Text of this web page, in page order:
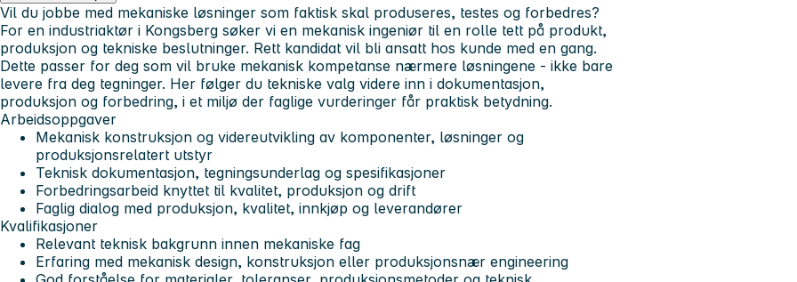
Vil du jobbe med mekaniske løsninger som faktisk skal produseres, testes og forbedres?
For en industriaktør i Kongsberg søker vi en mekanisk ingeniør til en rolle tett på produkt,
produksjon og tekniske beslutninger. Rett kandidat vil bli ansatt hos kunde med en gang.
Dette passer for deg som vil bruke mekanisk kompetanse nærmere løsningene - ikke bare
levere fra deg tegninger. Her følger du tekniske valg videre inn i dokumentasjon,
produksjon og forbedring, i et miljø der faglige vurderinger får praktisk betydning.
Arbeidsoppgaver
Mekanisk konstruksjon og videreutvikling av komponenter, løsninger og
produksjonsrelatert utstyr
Teknisk dokumentasjon, tegningsunderlag og spesifikasjoner
Forbedringsarbeid knyttet til kvalitet, produksjon og drift
Faglig dialog med produksjon, kvalitet, innkjøp og leverandører
Kvalifikasjoner
Relevant teknisk bakgrunn innen mekaniske fag
Erfaring med mekanisk design, konstruksjon eller produksjonsnær engineering